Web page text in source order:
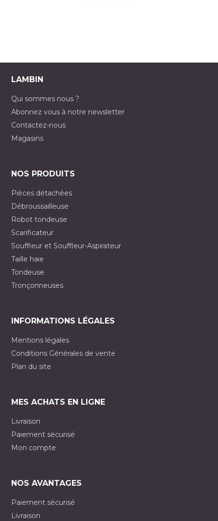
LAMBIN
Qui sommes nous ?
Abonnez vous à notre newsletter
Contactez-nous
Magasins
NOS PRODUITS
Pièces détachées
Débroussailleuse
Robot tondeuse
Scarificateur
Souffleur et Souffleur-Aspirateur
Taille haie
Tondeuse
Tronçonneuses
INFORMATIONS LÉGALES
Mentions légales
Conditions Générales de vente
Plan du site
MES ACHATS EN LIGNE
Livraison
Paiement sécurisé
Mon compte
NOS AVANTAGES
Paiement sécurisé
Livraison